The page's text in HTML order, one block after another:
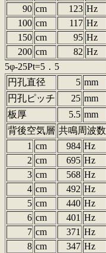
90 cm 123 Hz
100 cm 117 Hz
150 cm 95 Hz
200 cm 82 Hz
5φ-25Pt=5．5
円孔直径
5 mm
円孔ピッチ
25 mm
板厚
5.5 mm
背後空気層 共鳴周波数
1 cm 984 Hz
2 cm 695 Hz
3 cm 568 Hz
4 cm 492 Hz
5 cm 440 Hz
6 cm 401 Hz
7 cm 371 Hz
8 cm 347 Hz